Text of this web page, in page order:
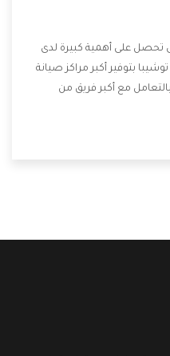
تحصل على أهمية كبيرة لدى
بتوفير أكبر مراكز صيانة
مع أكبر فريق من